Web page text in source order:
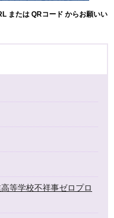
または QRコード からお願いい
等学校不祥事ゼロプロ